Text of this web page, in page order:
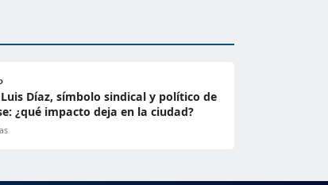
Díaz, símbolo sindical y político de
¿qué impacto deja en la ciudad?